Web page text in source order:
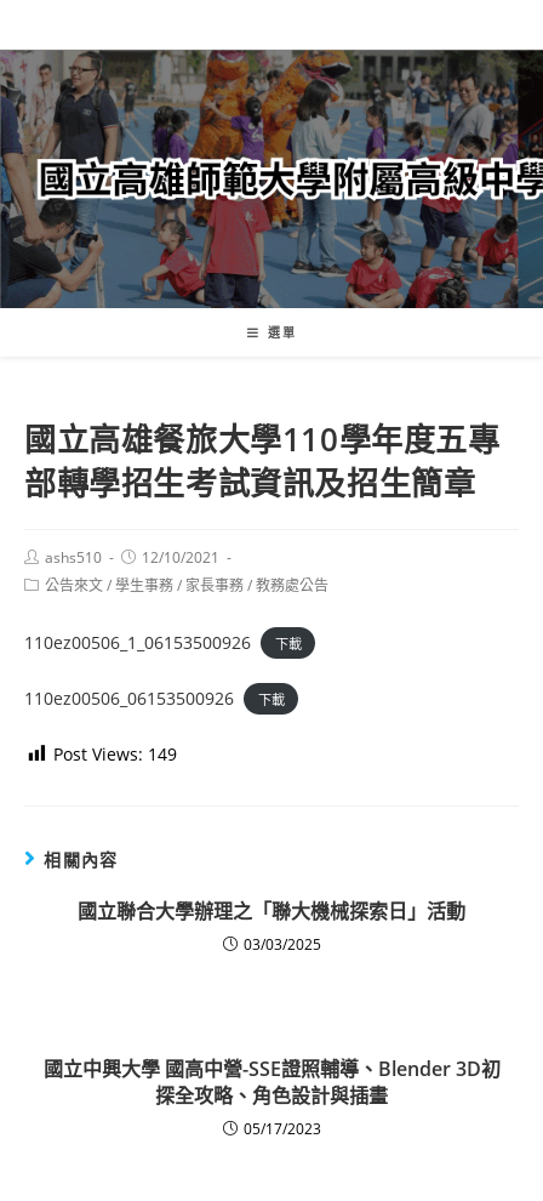
轉
至
主
內
容
選單
國立高雄餐旅大學110學年度五專
部轉學招生考試資訊及招生簡章
Post
author:
ashs510
Post
published:
12/10/2021
Post公告來文/學生事務/ 家長事務/教務處公告
110ez00506_1_06153500926 下載
110ez00506_06153500926 下載
Post Views: 149
相關內容
國立聯合大學辦理之「聯大機械探索日」活動
03/03/2025
國立中興大學 國高中營-SSE證照輔導、Blender 3D初
探全攻略、角色設計與插畫
05/17/2023